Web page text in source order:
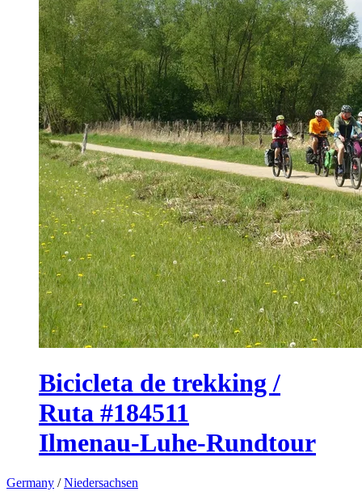
Bicicleta de trekking /
Ruta #184511
Ilmenau-Luhe-Rundtour
Germany /Niedersachsen